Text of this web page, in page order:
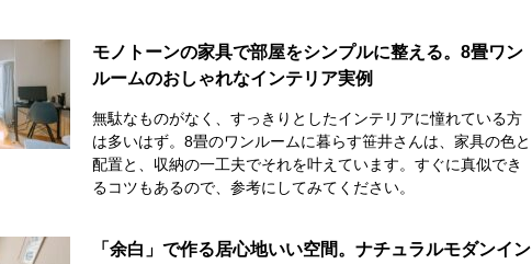
モノトーンの家具で部屋をシンプルに整える。8畳ワン
ルームのおしゃれなインテリア実例
無駄なものがなく、すっきりとしたインテリアに憧れている方
は多いはず。8畳のワンルームに暮らす笹井さんは、家具の色と
配置と、収納の一工夫でそれを叶えています。すぐに真似でき
るコツもあるので、参考にしてみてください。
「余白」で作る居心地いい空間。ナチュラルモダンイン